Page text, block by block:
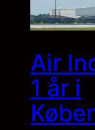
Air
1 år i